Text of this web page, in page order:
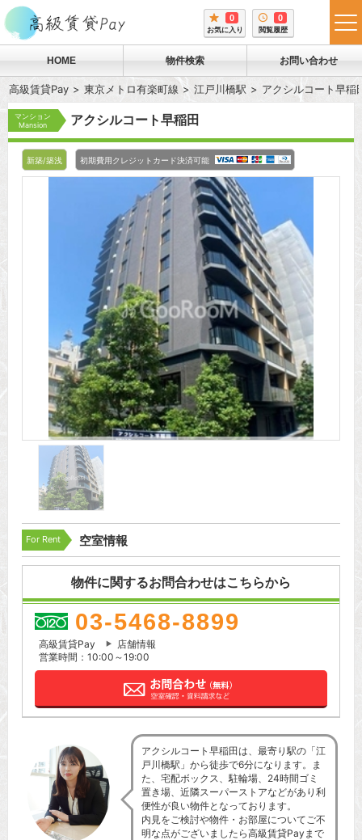
0
お気に入り
0
閲覧履歴
HOME 物件検索 お問い合わせ
高級賃貸Pay 東京メトロ有楽町線 江戸川橋駅 アクシルコート早稲
マンション
Mansion
アクシルコート早稲田
新築/築浅 初期費用クレジットカード決済可能
For Rent 空室情報
物件に関するお問合わせはこちらから
03-5468-8899
高級賃貸Pay
店舗情報
営業時間：10:00～19:00
アクシルコート早稲田は、最寄り駅の「江
戸川橋駅」から徒歩で6分になります。ま
た、宅配ボックス、駐輪場、24時間ゴミ
置き場、近隣スーパーストアなどがあり利
便性が良い物件となっております。
内見をご検討や物件・お部屋についてご不
明な点がございましたら高級賃貸Payまで